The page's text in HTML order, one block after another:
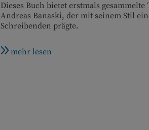
Dieses Buch bietet erstmals gesammelte
Andreas Banaski, der mit seinem Stil
Schreibenden prägte.
mehr lesen